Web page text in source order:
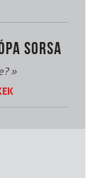
SORSA
»